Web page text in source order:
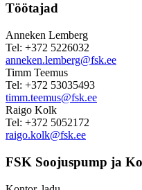
Töötajad
Anneken Lemberg
Tel: +372 5226032
anneken.lemberg@fsk.ee
Timm Teemus
Tel: +372 53035493
timm.teemus@fsk.ee
Raigo Kolk
Tel: +372 5052172
raigo.kolk@fsk.ee
FSK Soojuspump ja